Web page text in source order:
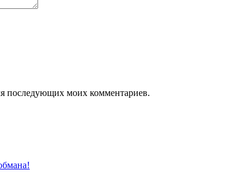
последующих моих комментариев.